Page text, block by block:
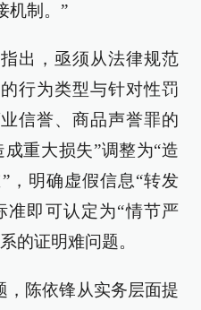
机制。”
出，亟须从法律规范
行为类型与针对性罚
信誉、商品声誉罪的
重大损失”调整为“造
，明确虚假信息“转发
准即可认定为“情节严
的证明难问题。
，陈依锋从实务层面提